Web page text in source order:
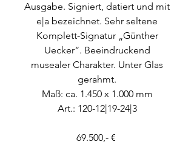
Ausgabe. Signiert, datiert und mit
e|a bezeichnet. Sehr seltene
Komplett-Signatur „Günther
Uecker“. Beeindruckend
musealer Charakter. Unter Glas
gerahmt.
Maß: ca. 1.450 x 1.000 mm
Art.: 120-12|19-24|3
69.500,- €